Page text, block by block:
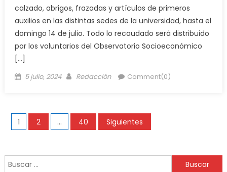
calzado, abrigos, frazadas y artículos de primeros
auxilios en las distintas sedes de la universidad, hasta el
domingo 14 de julio. Todo lo recaudado será distribuido
por los voluntarios del Observatorio Socioeconómico
[…]
5 julio, 2024 Redacción Comment(0)
1 2 … 40 Siguientes